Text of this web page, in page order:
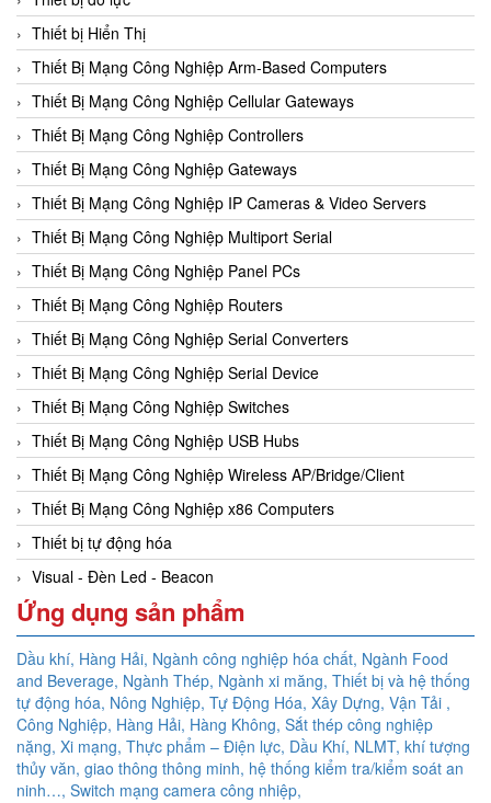
Thiết bị Hiển Thị
Thiết Bị Mạng Công Nghiệp Arm-Based Computers
Thiết Bị Mạng Công Nghiệp Cellular Gateways
Thiết Bị Mạng Công Nghiệp Controllers
Thiết Bị Mạng Công Nghiệp Gateways
Thiết Bị Mạng Công Nghiệp IP Cameras & Video Servers
Thiết Bị Mạng Công Nghiệp Multiport Serial
Thiết Bị Mạng Công Nghiệp Panel PCs
Thiết Bị Mạng Công Nghiệp Routers
Thiết Bị Mạng Công Nghiệp Serial Converters
Thiết Bị Mạng Công Nghiệp Serial Device
Thiết Bị Mạng Công Nghiệp Switches
Thiết Bị Mạng Công Nghiệp USB Hubs
Thiết Bị Mạng Công Nghiệp Wireless AP/Bridge/Client
Thiết Bị Mạng Công Nghiệp x86 Computers
Thiết bị tự động hóa
Visual - Đèn Led - Beacon
Ứng dụng sản phẩm
Dầu khí, Hàng Hải, Ngành công nghiệp hóa chất, Ngành Food
and Beverage, Ngành Thép, Ngành xi măng, Thiết bị và hệ thống
tự động hóa, Nông Nghiệp, Tự Động Hóa, Xây Dựng, Vận Tải ,
Công Nghiệp, Hàng Hải, Hàng Không, Sắt thép công nghiệp
nặng, Xi mạng, Thực phẩm – Điện lực, Dầu Khí, NLMT, khí tượng
thủy văn, giao thông thông minh, hệ thống kiểm tra/kiểm soát an
ninh…, Switch mạng camera công nhiệp,